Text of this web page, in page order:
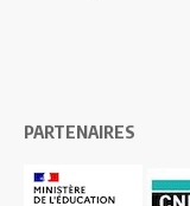
PARTENAIRES